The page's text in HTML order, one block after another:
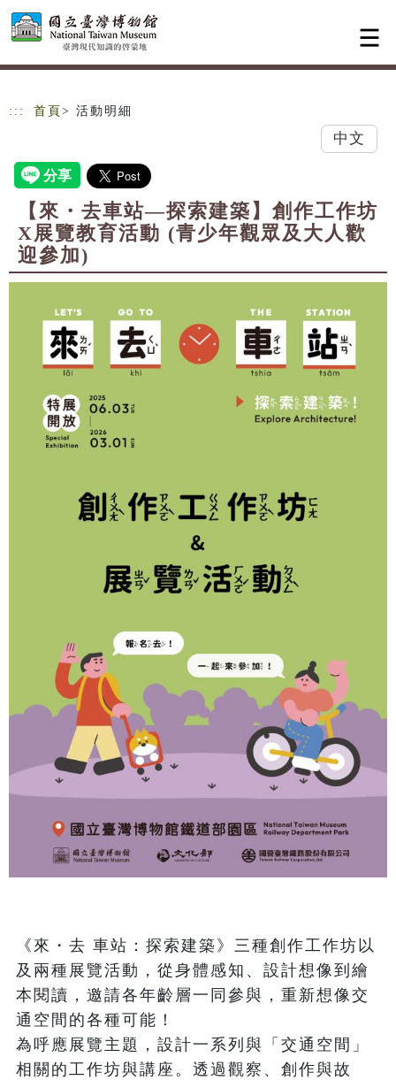
跳到主要內容
網站導覽
::: 首頁 > 活動明細
中文
【來・去車站—探索建築】創作工作坊
X展覽教育活動 (青少年觀眾及大人歡
迎參加)
《來・去 車站：探索建築》三種創作工作坊以
及兩種展覽活動，從身體感知、設計想像到繪
本閱讀，邀請各年齡層一同參與，重新想像交
通空間的各種可能！
為呼應展覽主題，設計一系列與「交通空間」
相關的工作坊與講座。透過觀察、創作與故